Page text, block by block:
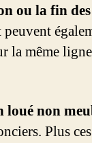
ou la fin
la même
loué non
Plus